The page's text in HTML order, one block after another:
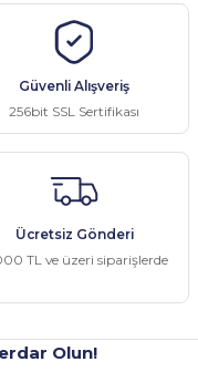
formunu kullanarak
Güvenli Alışveriş
256bit SSL Sertifikası
Ücretsiz Gönderi
TL ve üzeri siparişlerde
Olun!